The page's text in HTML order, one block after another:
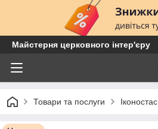
Майстерня церковного інтер'єру
Товари та послуги Іконостас